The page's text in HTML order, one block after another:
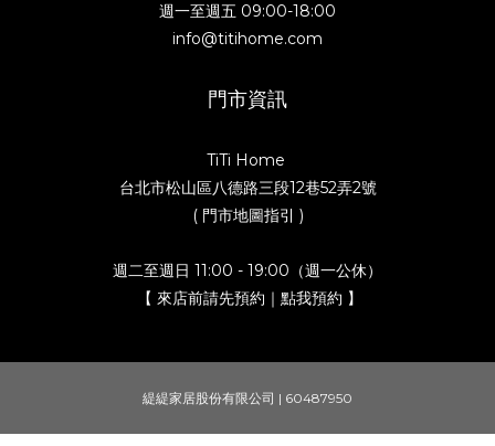
週一至週五 09:00-18:00
info@titihome.com
門市資訊
TiTi Home
台北市松山區八德路三段12巷52弄2號
( 門市地圖指引 )
週二至週日 11:00 - 19:00（週一公休）
【 來店前請先預約｜點我預約 】
緹緹家居股份有限公司 | 60487950